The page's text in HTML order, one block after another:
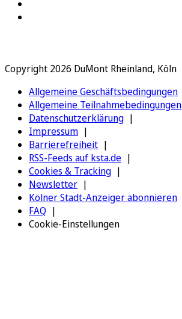
Copyright 2026 DuMont Rheinland, Köln
Allgemeine Geschäftsbedingungen
Allgemeine Teilnahmebedingungen
Datenschutzerklärung
Impressum
Barrierefreiheit
RSS-Feeds auf ksta.de
Cookies & Tracking
Newsletter
Kölner Stadt-Anzeiger abonnieren
FAQ
Cookie-Einstellungen